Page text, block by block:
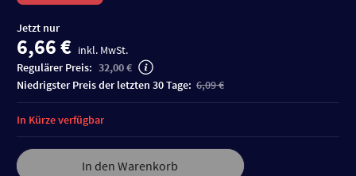
Jetzt nur
6,66 € inkl. MwSt.
Regulärer Preis: 32,00 €
niedrigster Preis der letzten 30 Tage: 6,09 €
In den Warenkorb
In Kürze verfügbar